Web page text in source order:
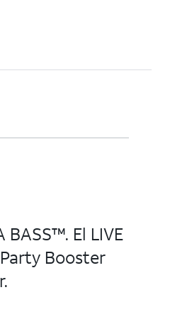
El LIVE
Booster